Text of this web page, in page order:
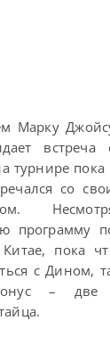
Марку
встреча
турнире
со
программу
Китае, пока
с Дином,
– две